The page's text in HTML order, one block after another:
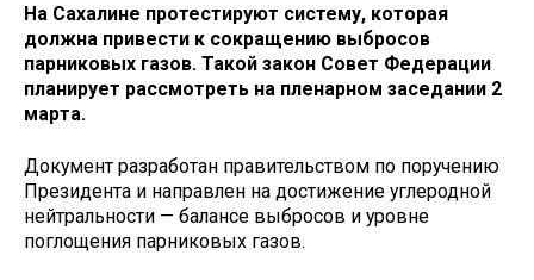
На Сахалине протестируют систему, которая
должна привести к сокращению выбросов
парниковых газов. Такой закон Совет Федерации
планирует рассмотреть на пленарном заседании 2
марта.
Документ разработан правительством по поручению
Президента и направлен на достижение углеродной
нейтральности — балансе выбросов и уровне
поглощения парниковых газов.